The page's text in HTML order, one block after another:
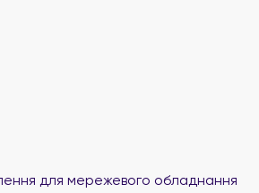
для мережевого обладнання